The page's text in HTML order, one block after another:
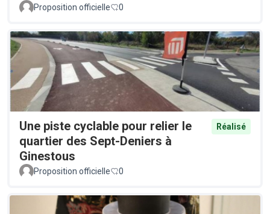
Proposition officielle 0
Une piste cyclable pour relier le
quartier des Sept-Deniers à
Ginestous
Réalisé
Proposition officielle 0